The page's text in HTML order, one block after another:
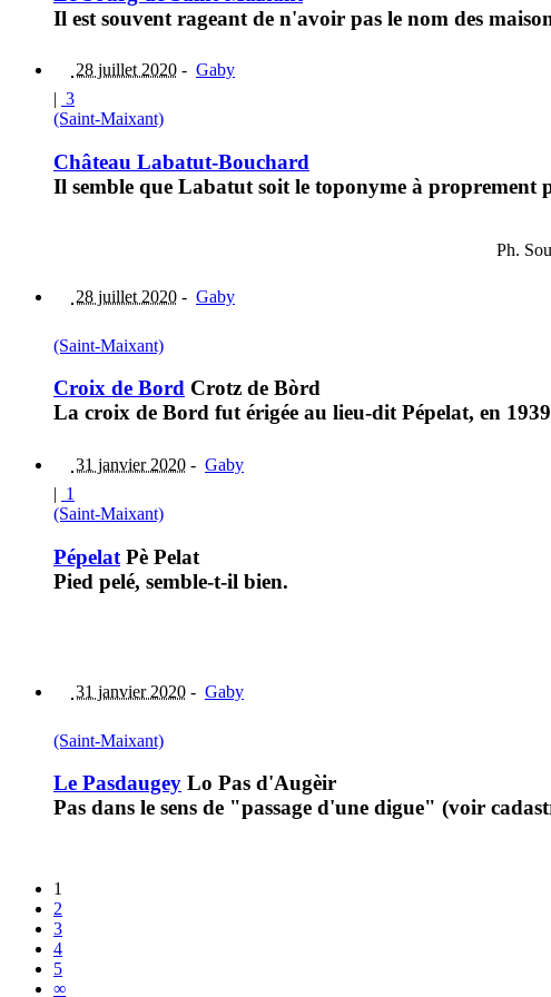
Il est souvent rageant de n'avoir pas le nom des
28 juillet 2020 - Gaby
| 3
(Saint-Maixant)
Château Labatut-Bouchard
Il semble que Labatut soit le toponyme à
Ph.
28 juillet 2020 - Gaby
(Saint-Maixant)
Croix de Bord Crotz de Bòrd
La croix de Bord fut érigée au lieu-dit Pépelat, en
31 janvier 2020 - Gaby
| 1
(Saint-Maixant)
Pépelat Pè Pelat
Pied pelé, semble-t-il bien.
31 janvier 2020 - Gaby
(Saint-Maixant)
Le Pasdaugey Lo Pas d'Augèir
Pas dans le sens de "passage d'une digue" (voir
1
2
3
4
5
∞